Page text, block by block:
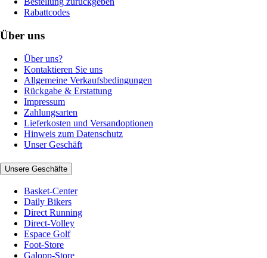
Rabattcodes
Über uns
Über uns?
Kontaktieren Sie uns
Allgemeine Verkaufsbedingungen
Rückgabe & Erstattung
Impressum
Zahlungsarten
Lieferkosten und Versandoptionen
Hinweis zum Datenschutz
Unser Geschäft
Unsere Geschäfte
Basket-Center
Daily Bikers
Direct Running
Direct-Volley
Espace Golf
Foot-Store
Galopp-Store